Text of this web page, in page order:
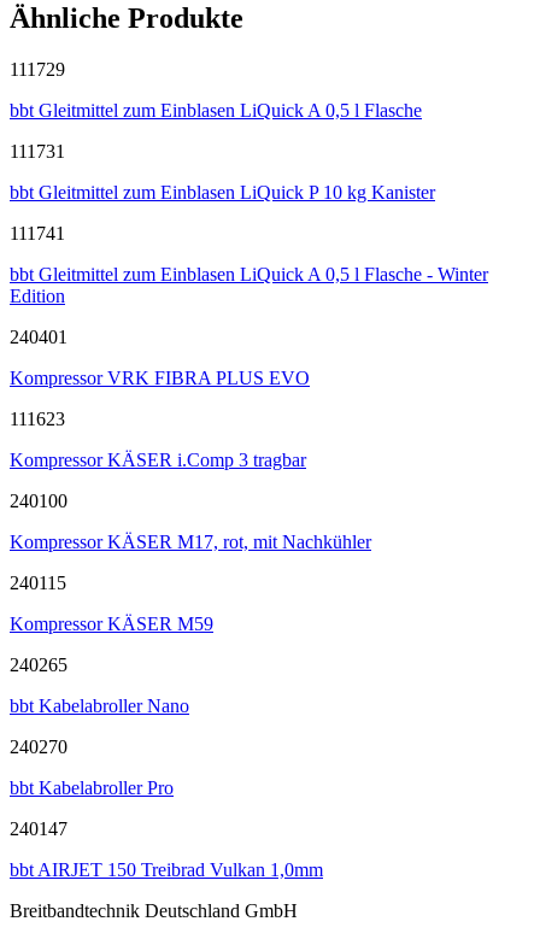
Ähnliche Produkte
111729
bbt Gleitmittel zum Einblasen LiQuick A 0,5 l Flasche
111731
bbt Gleitmittel zum Einblasen LiQuick P 10 kg Kanister
111741
bbt Gleitmittel zum Einblasen LiQuick A 0,5 l Flasche - Winter
Edition
240401
Kompressor VRK FIBRA PLUS EVO
111623
Kompressor KÄSER i.Comp 3 tragbar
240100
Kompressor KÄSER M17, rot, mit Nachkühler
240115
Kompressor KÄSER M59
240265
bbt Kabelabroller Nano
240270
bbt Kabelabroller Pro
240147
bbt AIRJET 150 Treibrad Vulkan 1,0mm
Breitbandtechnik Deutschland GmbH